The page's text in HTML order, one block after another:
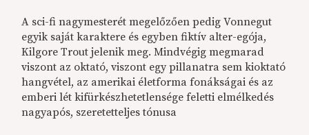
A sci-fi nagymesterét megelőzően pedig Vonnegut
egyik saját karaktere és egyben fiktív alter-egója,
Kilgore Trout jelenik meg. Mindvégig megmarad
viszont az oktató, viszont egy pillanatra sem kioktató
hangvétel, az amerikai életforma fonákságai és az
emberi lét kifürkészhetetlensége feletti elmélkedés
nagyapós, szeretetteljes tónusa